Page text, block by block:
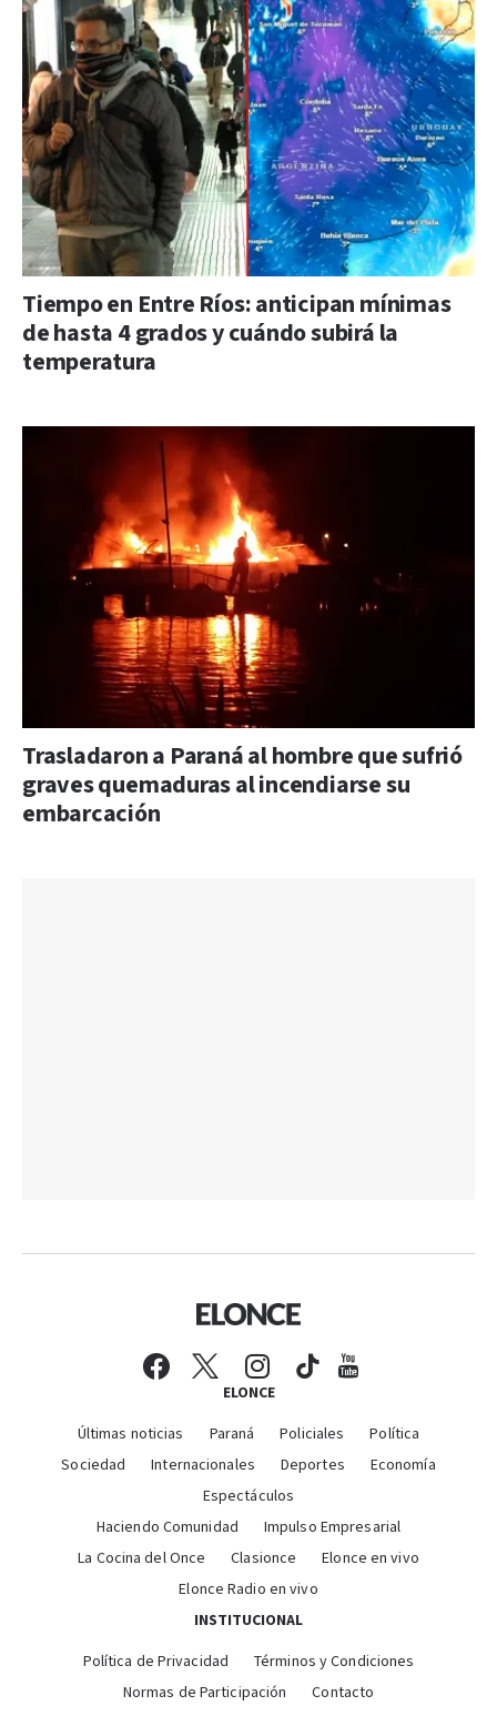
Tiempo en Entre Ríos: anticipan mínimas
de hasta 4 grados y cuándo subirá la
temperatura
Trasladaron a Paraná al hombre que sufrió
graves quemaduras al incendiarse su
embarcación
ELONCE
Últimas noticias Paraná Policiales
Política
Sociedad
Internacionales Deportes
Economía
Espectáculos
Haciendo Comunidad
Impulso Empresarial
La Cocina del Once
Clasionce
Elonce en vivo
Elonce Radio en vivo
INSTITUCIONAL
Política de Privacidad
Términos y Condiciones
Normas de Participación
Contacto